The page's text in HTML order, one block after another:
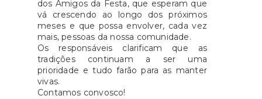
dos Amigos da Festa, que esperam que
vá crescendo ao longo dos próximos
meses e que possa envolver, cada vez
mais, pessoas da nossa comunidade.
Os responsáveis clarificam que as
tradições continuam a ser uma
prioridade e tudo farão para as manter
vivas.
Contamos convosco!